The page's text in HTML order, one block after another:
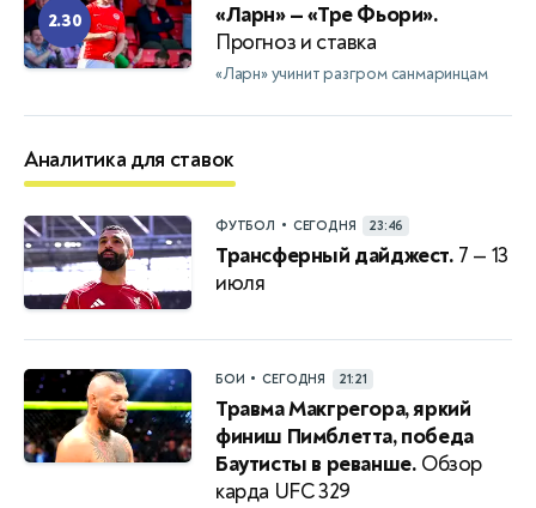
2.30
«Ларн» — «Тре Фьори».
Прогноз и ставка
«Ларн» учинит разгром санмаринцам
Аналитика для ставок
ФУТБОЛ • СЕГОДНЯ 23:46
Трансферный дайджест. 7 — 13
июля
БОИ • СЕГОДНЯ 21:21
Травма Макгрегора, яркий
финиш Пимблетта, победа
Баутисты в реванше. Обзор
карда UFC 329